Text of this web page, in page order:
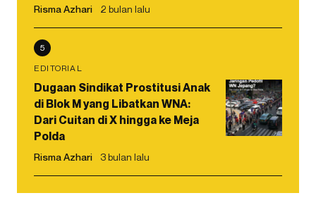
Risma Azhari 2 bulan lalu
5
EDITORIAL
Dugaan Sindikat Prostitusi Anak
di Blok M yang Libatkan WNA:
Dari Cuitan di X hingga ke Meja
Polda
Risma Azhari 3 bulan lalu